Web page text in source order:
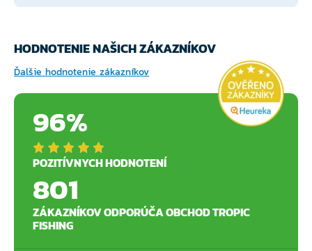
HODNOTENIE NAŠICH ZÁKAZNÍKOV
Ďalšie hodnotenie zákazníkov
96%
POZITÍVNYCH HODNOTENÍ
801
ZÁKAZNÍKOV ODPORÚČA OBCHOD TROPIC
FISHING